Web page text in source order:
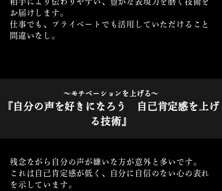
お届けします。
仕事でも、プライベートでも活用していただけること
間違いなし。
～モチベーションを上げる～
『自分の声を好きになろう 自己肯定感を上げ
る技術』
残念ながら自分の声が嫌いな方が意外と多いです。
これは自己肯定感が低く、自分に自信のない心の表れ
を示しています。